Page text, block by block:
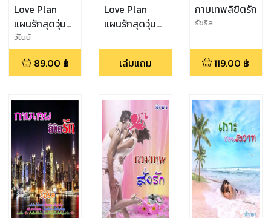
Love Plan
แผนรักสุดวุ่น
ชุลมุนหัวใจ
วีไนน์
89.00 ฿
Love Plan
แผนรักสุดวุ่น
(EPUB)
เล่มแถม
กามเทพลิขิตรัก
รัชริล
119.00 ฿